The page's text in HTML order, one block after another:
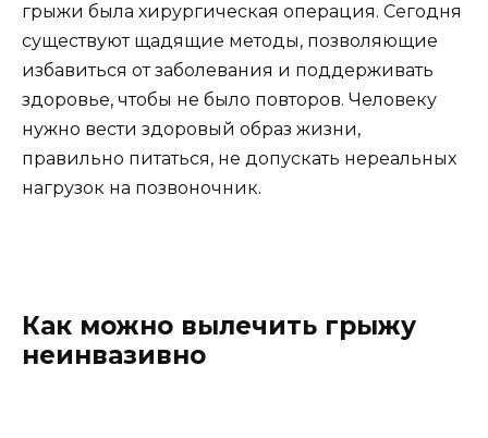
грыжи была хирургическая операция. Сегодня
существуют щадящие методы, позволяющие
избавиться от заболевания и поддерживать
здоровье, чтобы не было повторов. Человеку
нужно вести здоровый образ жизни,
правильно питаться, не допускать нереальных
нагрузок на позвоночник.
Как можно вылечить грыжу
неинвазивно